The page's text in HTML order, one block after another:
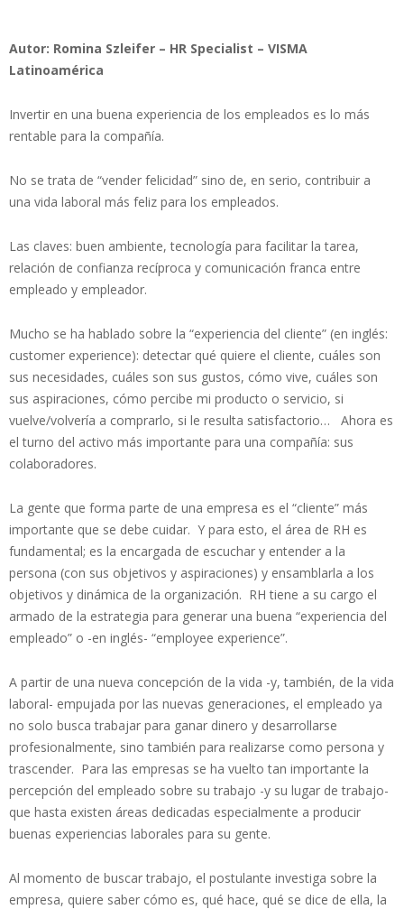
Autor: Romina Szleifer – HR Specialist – VISMA
Latinoamérica
Invertir en una buena experiencia de los empleados es lo más
rentable para la compañía.
No se trata de “vender felicidad” sino de, en serio, contribuir a
una vida laboral más feliz para los empleados.
Las claves: buen ambiente, tecnología para facilitar la tarea,
relación de confianza recíproca y comunicación franca entre
empleado y empleador.
Mucho se ha hablado sobre la “experiencia del cliente” (en inglés:
customer experience): detectar qué quiere el cliente, cuáles son
sus necesidades, cuáles son sus gustos, cómo vive, cuáles son
sus aspiraciones, cómo percibe mi producto o servicio, si
vuelve/volvería a comprarlo, si le resulta satisfactorio… Ahora es
el turno del activo más importante para una compañía: sus
colaboradores.
La gente que forma parte de una empresa es el “cliente” más
importante que se debe cuidar. Y para esto, el área de RH es
fundamental; es la encargada de escuchar y entender a la
persona (con sus objetivos y aspiraciones) y ensamblarla a los
objetivos y dinámica de la organización. RH tiene a su cargo el
armado de la estrategia para generar una buena “experiencia del
empleado” o -en inglés- “employee experience”.
A partir de una nueva concepción de la vida -y, también, de la vida
laboral- empujada por las nuevas generaciones, el empleado ya
no solo busca trabajar para ganar dinero y desarrollarse
profesionalmente, sino también para realizarse como persona y
trascender. Para las empresas se ha vuelto tan importante la
percepción del empleado sobre su trabajo -y su lugar de trabajo-
que hasta existen áreas dedicadas especialmente a producir
buenas experiencias laborales para su gente.
Al momento de buscar trabajo, el postulante investiga sobre la
empresa, quiere saber cómo es, qué hace, qué se dice de ella, la